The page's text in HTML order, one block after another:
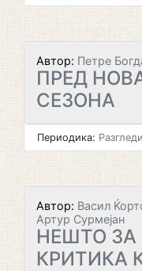
Автор: Петре
ПРЕД
СЕЗОНА
Периодика: Разгледи
Автор: Васил
Артур Сурмејан
НЕШТО ЗА
КРИТИКА